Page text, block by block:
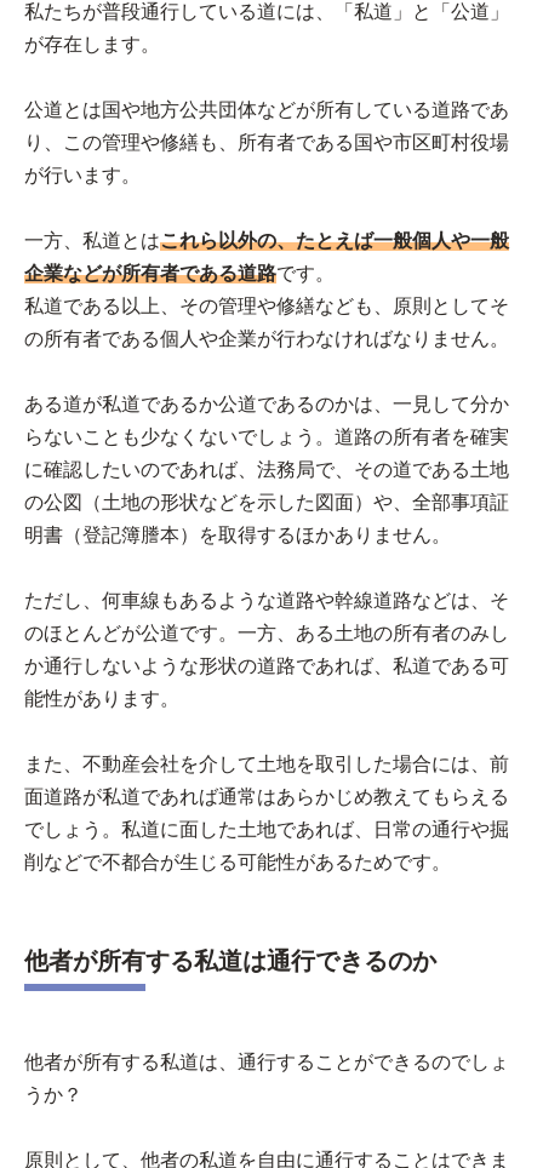
私たちが普段通行している道には、「私道」と「公道」
が存在します。
公道とは国や地方公共団体などが所有している道路であ
り、この管理や修繕も、所有者である国や市区町村役場
が行います。
一方、私道とはこれら以外の、たとえば一般個人や一般
企業などが所有者である道路です。
私道である以上、その管理や修繕なども、原則としてそ
の所有者である個人や企業が行わなければなりません。
ある道が私道であるか公道であるのかは、一見して分か
らないことも少なくないでしょう。道路の所有者を確実
に確認したいのであれば、法務局で、その道である土地
の公図（土地の形状などを示した図面）や、全部事項証
明書（登記簿謄本）を取得するほかありません。
ただし、何車線もあるような道路や幹線道路などは、そ
のほとんどが公道です。一方、ある土地の所有者のみし
か通行しないような形状の道路であれば、私道である可
能性があります。
また、不動産会社を介して土地を取引した場合には、前
面道路が私道であれば通常はあらかじめ教えてもらえる
でしょう。私道に面した土地であれば、日常の通行や掘
削などで不都合が生じる可能性があるためです。
他者が所有する私道は通行できるのか
他者が所有する私道は、通行することができるのでしょ
うか？
原則として、他者の私道を自由に通行することはできま